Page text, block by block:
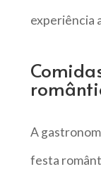
experiência
A
festa